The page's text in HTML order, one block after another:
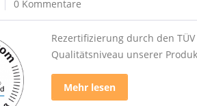
0 Kommentare
Rezertifizierung durch den
Qualitätsniveau unserer
Mehr lesen